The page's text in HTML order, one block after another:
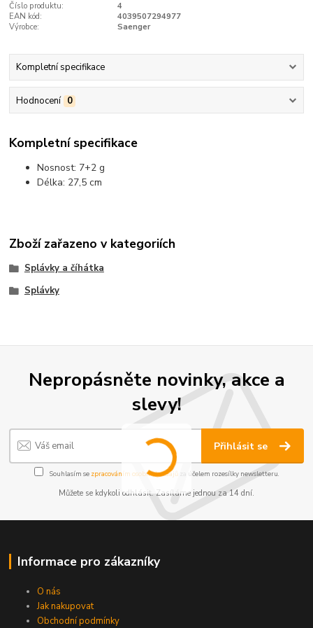
Číslo produktu:
4
EAN kód:
4039507294977
Výrobce:
Saenger
Kompletní specifikace
Hodnocení 0
Kompletní specifikace
Nosnost: 7+2 g
Délka: 27,5 cm
Zboží zařazeno v kategoriích
Splávky a číhátka
Splávky
Nepropásněte novinky, akce a
slevy!
Přihlásit se
Souhlasím se zpracováním osobních údajůza účelem rozesílky newsletteru.
Můžete se kdykoli odhlásit. Zasíláme jednou za 14 dní.
Informace pro zákazníky
O nás
Jak nakupovat
Obchodní podmínky